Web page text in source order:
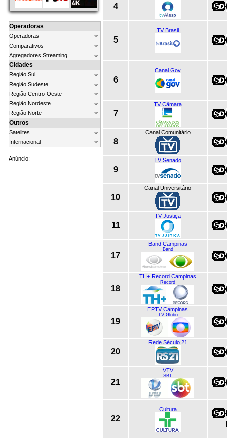
Operadoras
Operadoras
Comparativos
Agregadores Streaming
Cidades
Região Sul
Região Sudeste
Região Centro-Oeste
Região Nordeste
Região Norte
Outros
Satelites
Internacional
Anúncio:
4
5
TV Brasil
6
Canal Gov
7
TV Câmara
8
Canal Comunitário
9
TV Senado
10
Canal Universitário
11
TV Justiça
17
Band Campinas
Band
18
TH+ Record Campinas
Record
19
EPTV Campinas
TV Globo
20
Rede Século 21
21
VTV
SBT
22
Cultura